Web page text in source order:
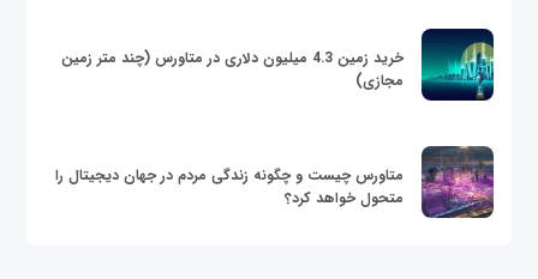
خرید زمین 4.3 میلیون دلاری در متاورس (چند متر زمین
مجازی)
متاورس چیست و چگونه زندگی مردم در جهان دیجیتال را
متحول خواهد کرد؟